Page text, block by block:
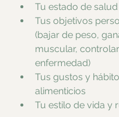
Tu estado de
Tus objetivos
(bajar de peso,
muscular,
enfermedad)
Tus gustos y
alimenticios
Tu estilo de vida y